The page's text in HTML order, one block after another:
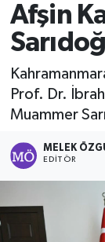
Afşin
Prof. Dr.
Muammer
MELEK
EDITÖR
Magazin
Politika
Sağlık
Spor
Tarih -
Yaşam
Son
Haber